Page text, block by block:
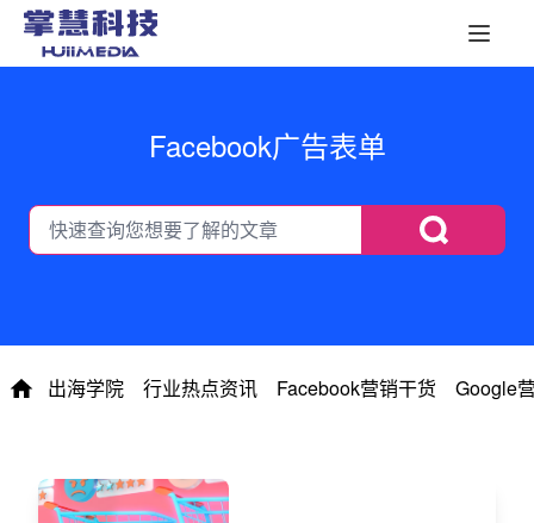
Facebook广告表单
出海学院 行业热点资讯 Facebook营销干货 Google